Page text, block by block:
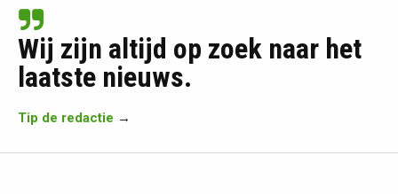
Wij zijn altijd op zoek naar het
laatste nieuws.
Tip de redactie →